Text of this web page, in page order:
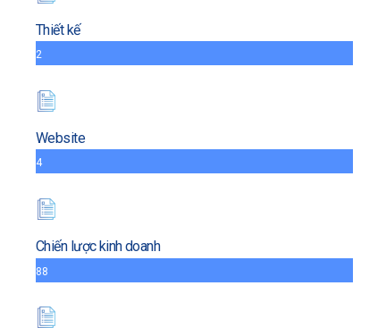
Thiết kế
2
Website
4
Chiến lược kinh doanh
88